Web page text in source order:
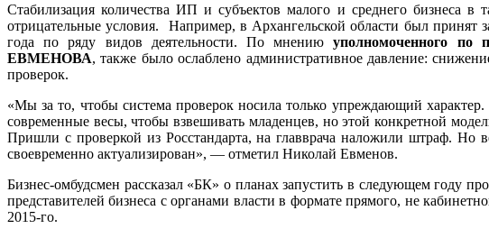
Стабилизация количества ИП и субъектов малого и среднего бизнеса в
отрицательные условия. Например, в Архангельской области был
года по ряду видов деятельности. По мнениюуполномоченного по
ЕВМЕНОВА, также было ослаблено административное давление:
проверок.
«Мы за то, чтобы система проверок носила только упреждающий
современные весы, чтобы взвешивать младенцев, но этой конкретной
Пришли с проверкой из Росстандарта, на главврача наложили штраф. Но
своевременно актуализирован», — отметил Николай Евменов.
Бизнес-омбудсмен рассказал «БК» о планах запустить в следующем году
представителей бизнеса с органами власти в формате прямого, не
2015-го.